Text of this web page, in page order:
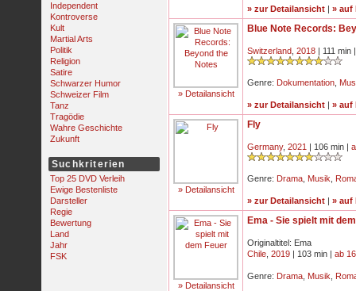
Independent
Kontroverse
Kult
Martial Arts
Politik
Religion
Satire
Schwarzer Humor
Schweizer Film
Tanz
Tragödie
Wahre Geschichte
Zukunft
Suchkriterien
Top 25 DVD Verleih
Ewige Bestenliste
Darsteller
Regie
Bewertung
Land
Jahr
FSK
» zur Detailansicht | » auf
» Detailansicht
Blue Note Records:
Switzerland 2018 | 111 min
Genre: Dokumentation
» zur Detailansicht | » auf
» Detailansicht
Fly
Germany, 2021 | 106 min |
Genre: Drama Musik
» zur Detailansicht | » auf
» Detailansicht
Ema - Sie spielt mit
Originaltitel: Ema
Chile 2019 | 103 min | ab
Genre: Drama Musik